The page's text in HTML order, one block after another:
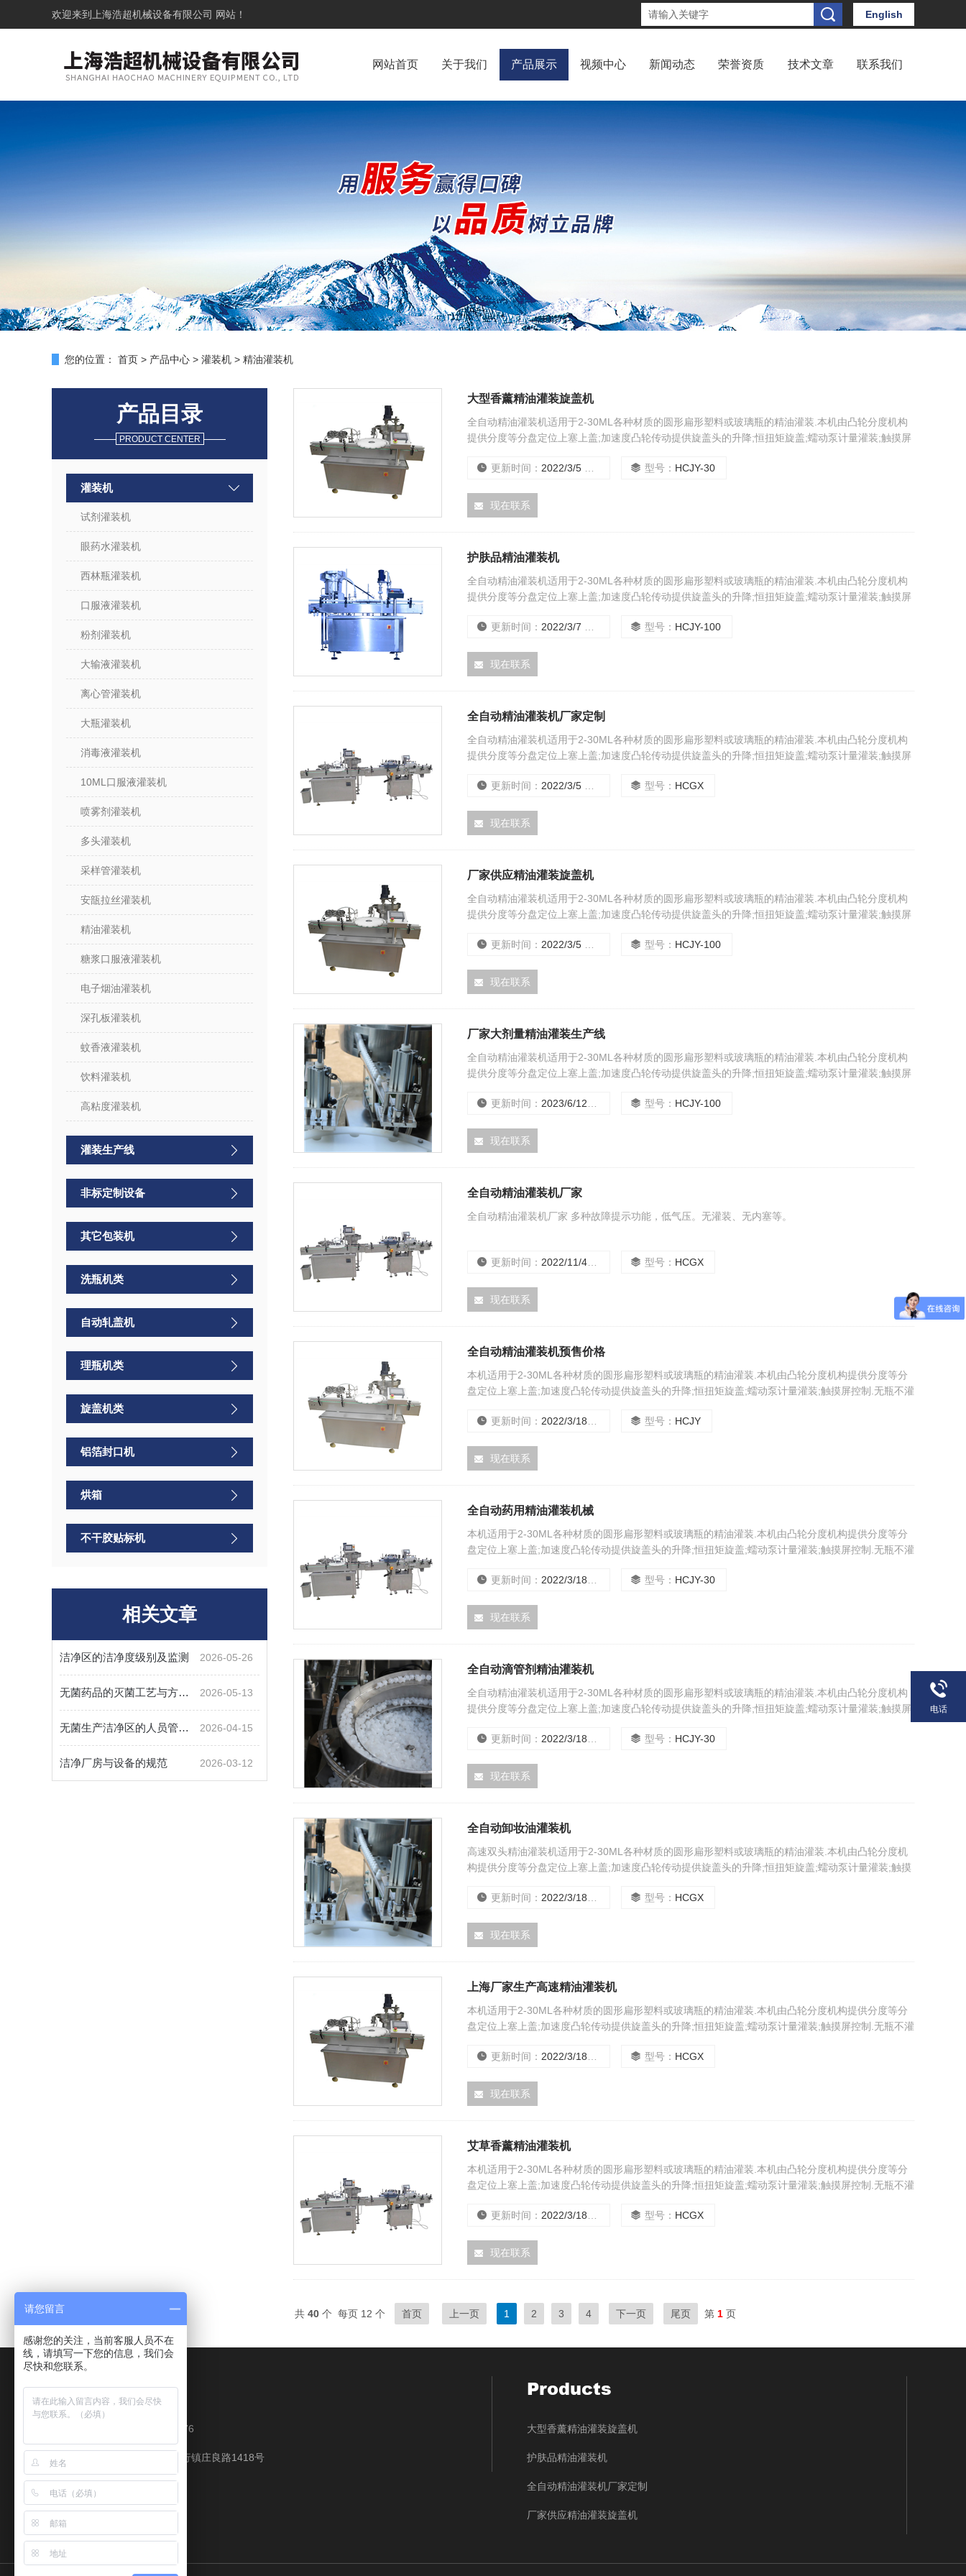
欢迎来到 上海浩超机械设备有限公司 网站！ English
网站首页 关于我们 产品展示 视频中心 新闻动态 荣誉资质 技术文章 联系我们
您的位置： 首页 > 产品中心 > 灌装机 > 精油灌装机
产品目录
PRODUCT CENTER
灌装机
试剂灌装机
眼药水灌装机
西林瓶灌装机
口服液灌装机
粉剂灌装机
大输液灌装机
离心管灌装机
大瓶灌装机
消毒液灌装机
10ML口服液灌装机
喷雾剂灌装机
多头灌装机
采样管灌装机
安瓿拉丝灌装机
精油灌装机
糖浆口服液灌装机
电子烟油灌装机
深孔板灌装机
蚊香液灌装机
饮料灌装机
高粘度灌装机
灌装生产线
非标定制设备
其它包装机
洗瓶机类
自动轧盖机
理瓶机类
旋盖机类
铝箔封口机
烘箱
不干胶贴标机
相关文章
洁净区的洁净度级别及监测 2026-05-26
无菌药品的灭菌工艺与方法规范 2026-05-13
无菌生产洁净区的人员管理规范 2026-04-15
洁净厂房与设备的规范 2026-03-12
大型香薰精油灌装旋盖机
全自动精油灌装机适用于2-30ML各种材质的圆形扁形塑料或玻璃瓶的精油灌装.本机由凸轮分度机构
提供分度等分盘定位上塞上盖;加速度凸轮传动提供旋盖头的升降;恒扭矩旋盖;蠕动泵计量灌装;触摸屏
更新时间： 2022/3/5 0:00:00 型号： HCJY-30
现在联系
护肤品精油灌装机
全自动精油灌装机适用于2-30ML各种材质的圆形扁形塑料或玻璃瓶的精油灌装.本机由凸轮分度机构
提供分度等分盘定位上塞上盖;加速度凸轮传动提供旋盖头的升降;恒扭矩旋盖;蠕动泵计量灌装;触摸屏
更新时间： 2022/3/7 0:00:00 型号： HCJY-100
现在联系
全自动精油灌装机厂家定制
全自动精油灌装机适用于2-30ML各种材质的圆形扁形塑料或玻璃瓶的精油灌装.本机由凸轮分度机构
提供分度等分盘定位上塞上盖;加速度凸轮传动提供旋盖头的升降;恒扭矩旋盖;蠕动泵计量灌装;触摸屏
更新时间： 2022/3/5 0:00:00 型号： HCGX
现在联系
厂家供应精油灌装旋盖机
全自动精油灌装机适用于2-30ML各种材质的圆形扁形塑料或玻璃瓶的精油灌装.本机由凸轮分度机构
提供分度等分盘定位上塞上盖;加速度凸轮传动提供旋盖头的升降;恒扭矩旋盖;蠕动泵计量灌装;触摸屏
更新时间： 2022/3/5 0:00:00 型号： HCJY-100
现在联系
厂家大剂量精油灌装生产线
全自动精油灌装机适用于2-30ML各种材质的圆形扁形塑料或玻璃瓶的精油灌装.本机由凸轮分度机构
提供分度等分盘定位上塞上盖;加速度凸轮传动提供旋盖头的升降;恒扭矩旋盖;蠕动泵计量灌装;触摸屏
更新时间： 2023/6/12 0:00:00 型号： HCJY-100
现在联系
全自动精油灌装机厂家
全自动精油灌装机厂家 多种故障提示功能，低气压。无灌装、无内塞等。
更新时间： 2022/11/4 13:23:45 型号： HCGX
现在联系
全自动精油灌装机预售价格
本机适用于2-30ML各种材质的圆形扁形塑料或玻璃瓶的精油灌装.本机由凸轮分度机构提供分度等分
盘定位上塞上盖;加速度凸轮传动提供旋盖头的升降;恒扭矩旋盖;蠕动泵计量灌装;触摸屏控制.无瓶不灌
更新时间： 2022/3/18 0:00:00 型号： HCJY
现在联系
全自动药用精油灌装机械
本机适用于2-30ML各种材质的圆形扁形塑料或玻璃瓶的精油灌装.本机由凸轮分度机构提供分度等分
盘定位上塞上盖;加速度凸轮传动提供旋盖头的升降;恒扭矩旋盖;蠕动泵计量灌装;触摸屏控制.无瓶不灌
更新时间： 2022/3/18 0:00:00 型号： HCJY-30
现在联系
全自动滴管剂精油灌装机
全自动精油灌装机适用于2-30ML各种材质的圆形扁形塑料或玻璃瓶的精油灌装.本机由凸轮分度机构
提供分度等分盘定位上塞上盖;加速度凸轮传动提供旋盖头的升降;恒扭矩旋盖;蠕动泵计量灌装;触摸屏
GMP要求。
更新时间： 2022/3/18 0:00:00 型号： HCJY-30
现在联系
全自动卸妆油灌装机
高速双头精油灌装机适用于2-30ML各种材质的圆形扁形塑料或玻璃瓶的精油灌装.本机由凸轮分度机
构提供分度等分盘定位上塞上盖;加速度凸轮传动提供旋盖头的升降;恒扭矩旋盖;蠕动泵计量灌装;触摸
更新时间： 2022/3/18 0:00:00 型号： HCGX
现在联系
上海厂家生产高速精油灌装机
本机适用于2-30ML各种材质的圆形扁形塑料或玻璃瓶的精油灌装.本机由凸轮分度机构提供分度等分
盘定位上塞上盖;加速度凸轮传动提供旋盖头的升降;恒扭矩旋盖;蠕动泵计量灌装;触摸屏控制.无瓶不灌
更新时间： 2022/3/18 0:00:00 型号： HCGX
现在联系
艾草香薰精油灌装机
本机适用于2-30ML各种材质的圆形扁形塑料或玻璃瓶的精油灌装.本机由凸轮分度机构提供分度等分
盘定位上塞上盖;加速度凸轮传动提供旋盖头的升降;恒扭矩旋盖;蠕动泵计量灌装;触摸屏控制.无瓶不灌
更新时间： 2022/3/18 0:00:00 型号： HCGX
现在联系
共 40 个 每页 12 个 首页 上一页 1 2 3 4 下一页 尾页 第 1 页
Contact Us
业务联系：18321981576
地址：上海市奉贤区庄行镇庄良路1418号
Products
大型香薰精油灌装旋盖机
护肤品精油灌装机
全自动精油灌装机厂家定制
厂家供应精油灌装旋盖机
电话
请您留言
感谢您的关注，当前客服人员不在
线，请填写一下您的信息，我们会
尽快和您联系。